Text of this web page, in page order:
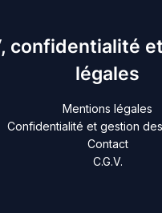
confidentialité
légales
Mentions légales
Confidentialité et gestion
Contact
C.G.V.